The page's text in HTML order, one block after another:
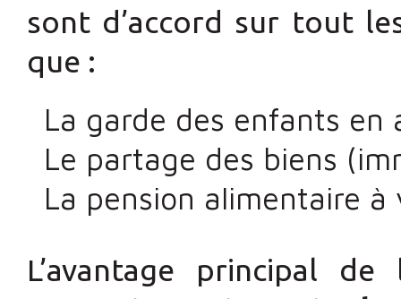
sont d’accord sur tout
que :
La garde des enfants
Le partage des biens
La pension alimentaire
L’avantage principal